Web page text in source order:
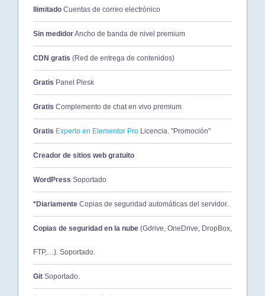
Ilimitado Cuentas de correo electrónico
Sin medidorAncho de banda de nivel premium
CDN gratis (Red de entrega de contenidos)
Gratis Panel Plesk
Gratis Complemento de chat en vivo premium
Gratis Experto en Elementor Pro Licencia. "Promoción"
Creador de sitios web gratuito
WordPress Soportado
*Diariamente Copias de seguridad automáticas del servidor.
Copias de seguridad en la nube (Gdrive, OneDrive, DropBox,
FTP,…). Soportado.
Git Soportado.